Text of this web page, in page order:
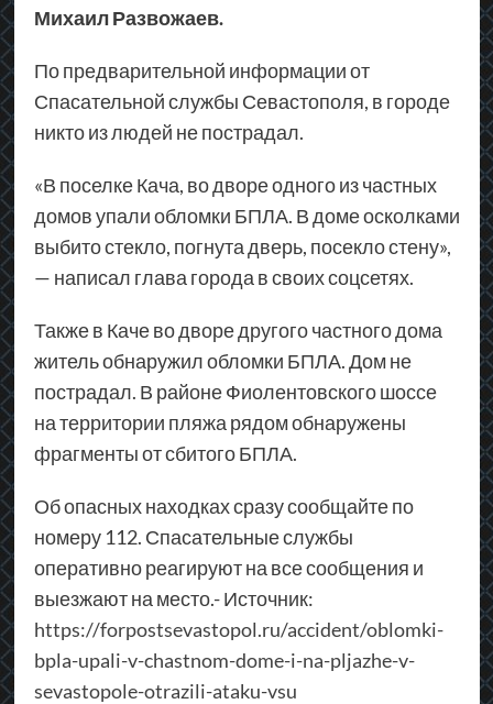
Михаил Развожаев.
По предварительной информации от
Спасательной службы Севастополя, в городе
никто из людей не пострадал.
«В поселке Кача, во дворе одного из частных
домов упали обломки БПЛА. В доме осколками
выбито стекло, погнута дверь, посекло стену»,
— написал глава города в своих соцсетях.
Также в Каче во дворе другого частного дома
житель обнаружил обломки БПЛА. Дом не
пострадал. В районе Фиолентовского шоссе
на территории пляжа рядом обнаружены
фрагменты от сбитого БПЛА.
Об опасных находках сразу сообщайте по
номеру 112. Спасательные службы
оперативно реагируют на все сообщения и
выезжают на место.- Источник:
https://forpostsevastopol.ru/accident/oblomki-
bpla-upali-v-chastnom-dome-i-na-pljazhe-v-
sevastopole-otrazili-ataku-vsu